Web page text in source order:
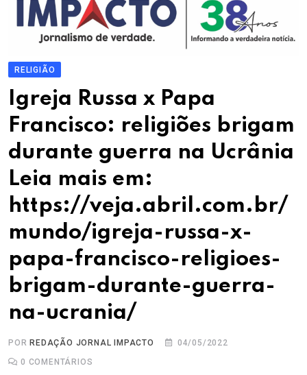
RELIGIÃO
Igreja Russa x Papa
Francisco: religiões brigam
durante guerra na Ucrânia
Leia mais em:
https://veja.abril.com.br/
mundo/igreja-russa-x-
papa-francisco-religioes-
brigam-durante-guerra-
na-ucrania/
POR REDAÇÃO JORNAL IMPACTO
04/05/2022
0 COMENTÁRIOS